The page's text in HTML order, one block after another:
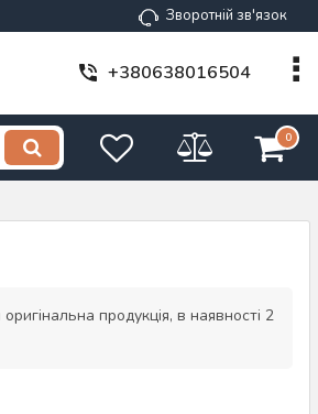
Зворотній зв'язок
+380638016504
0
продукція, в наявності 2